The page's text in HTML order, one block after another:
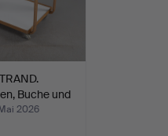
Buche und
2026